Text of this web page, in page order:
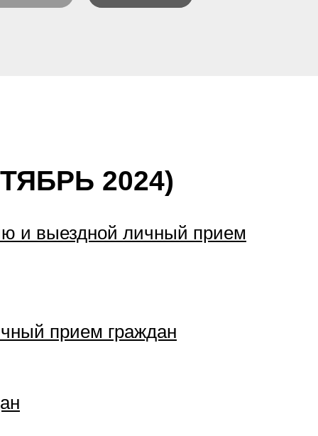
2024)
и выездной личный прием
прием граждан